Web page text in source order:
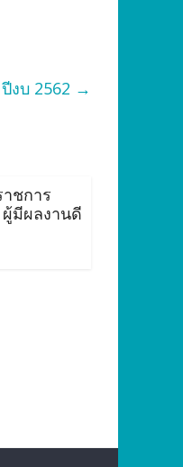
งบ 2562 →
ชการ
มีผลงานดี